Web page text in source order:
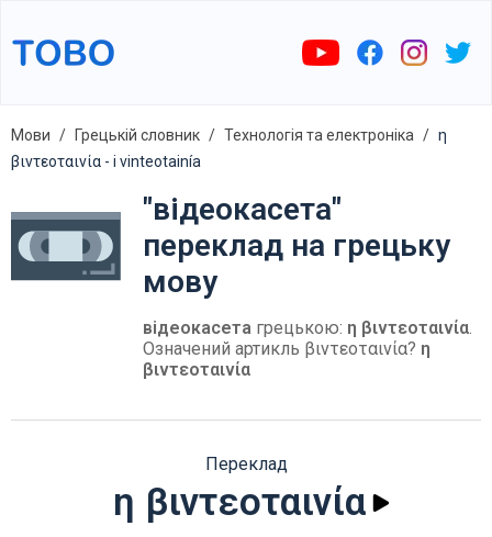
Мови Грецькій словник Технологія та електроніка
η
βιντεοταινία - i vinteotainía
"відеокасета"
переклад на грецьку
мову
відеокасета грецькою: η βιντεοταινία.
Означений артикль βιντεοταινία? η
βιντεοταινία
Переклад
η βιντεοταινία